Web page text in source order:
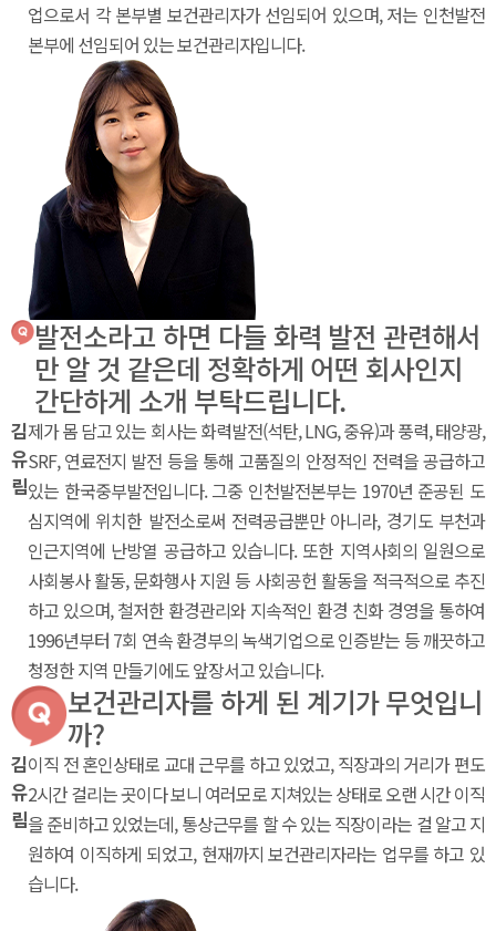
업으로서 각 본부별 보건관리자가 선임되어 있으며, 저는 인천발전
본부에 선임되어 있는 보건관리자입니다.
발전소라고 하면 다들 화력 발전 관련해서
만 알 것 같은데 정확하게 어떤 회사인지
간단하게 소개 부탁드립니다.
김
유
림
제가 몸 담고 있는 회사는 화력발전(석탄, LNG, 중유)과 풍력, 태양광,
SRF, 연료전지 발전 등을 통해 고품질의 안정적인 전력을 공급하고
있는 한국중부발전입니다. 그중 인천발전본부는 1970년 준공된 도
심지역에 위치한 발전소로써 전력공급뿐만 아니라, 경기도 부천과
인근지역에 난방열 공급하고 있습니다. 또한 지역사회의 일원으로
사회봉사 활동, 문화행사 지원 등 사회공헌 활동을 적극적으로 추진
하고 있으며, 철저한 환경관리와 지속적인 환경 친화 경영을 통하여
1996년부터 7회 연속 환경부의 녹색기업으로 인증받는 등 깨끗하고
청정한 지역 만들기에도 앞장서고 있습니다.
보건관리자를 하게 된 계기가 무엇입니
까?
김
유
림
이직 전 혼인상태로 교대 근무를 하고 있었고, 직장과의 거리가 편도
2시간 걸리는 곳이다 보니 여러모로 지쳐있는 상태로 오랜 시간 이직
을 준비하고 있었는데, 통상근무를 할 수 있는 직장이라는 걸 알고 지
원하여 이직하게 되었고, 현재까지 보건관리자라는 업무를 하고 있
습니다.